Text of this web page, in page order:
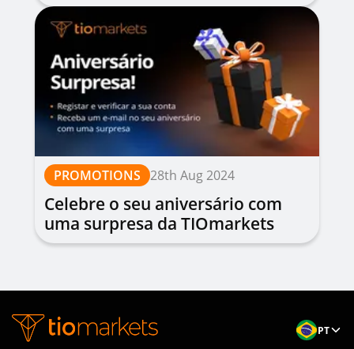
PROMOTIONS 28th Aug 2024
Celebre o seu aniversário com
uma surpresa da TIOmarkets
PT